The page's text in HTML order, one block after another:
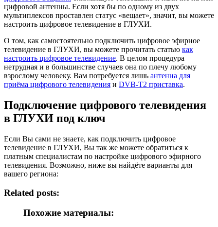
цифровой антенны. Если хотя бы по одному из двух
мультиплексов проставлен статус «вещает», значит, вы можете
настроить цифровое телевидение в ГЛУХИ.
О том, как самостоятельно подключить цифровое эфирное
телевидение в ГЛУХИ, вы можете прочитать статью как
настроить цифровое телевидение. В целом процедура
нетрудная и в большинстве случаев она по плечу любому
взрослому человеку. Вам потребуется лишь антенна для
приёма цифрового телевидения и DVB-T2 приставка.
Подключение цифрового телевидения
в ГЛУХИ под ключ
Если Вы сами не знаете, как подключить цифровое
телевидение в ГЛУХИ, Вы так же можете обратиться к
платным специалистам по настройке цифрового эфирного
телевидения. Возможно, ниже вы найдёте варианты для
вашего региона:
Related posts:
Похожие материалы: